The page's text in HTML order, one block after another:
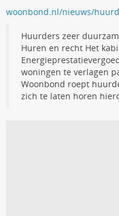
woonbond.nl/nieuws/
Huurders zeer
Huren en recht Het
woningen te verlagen
Woonbond roept
zich te laten horen